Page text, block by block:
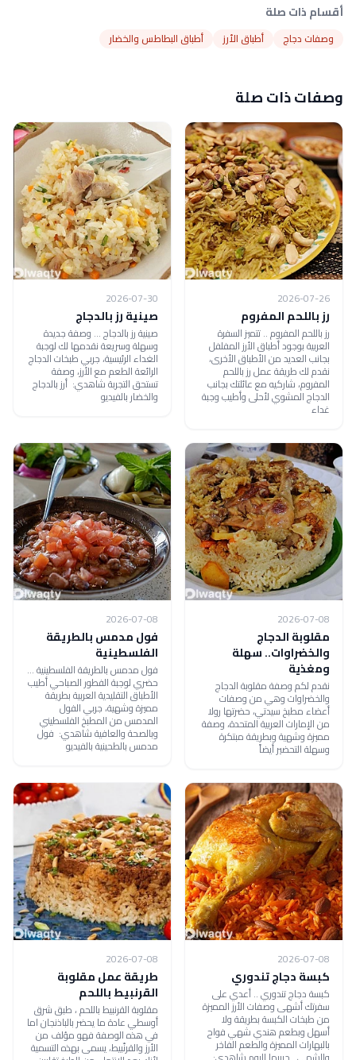
أقسام ذات صلة
وصفات دجاج أطباق الأرز أطباق البطاطس والخضار
وصفات ذات صلة
2026-07-26
رز باللحم المفروم
رز باللحم المفروم .. تتميز السفرة
العربية بوجود أطباق الأرز المفلفل
بجانب العديد من الأطباق الأخرى،
نقدم لك طريقة عمل رز باللحم
المفروم، شاركيه مع عائلتك بجانب
الدجاج المشوي لأحلى وأطيب وجبة
غداء
2026-07-30
صينية رز بالدجاج
صينية رز بالدجاج ... وصفة جديدة
وسهلة وسريعة نقدمها لك لوجبة
الغداء الرئيسية، جربي طبخات الدجاج
الرائعة الطعم مع الأرز، وصفة
تستحق التجربة شاهدي: أرز بالدجاج
والخضار بالفيديو
2026-07-08
مقلوبة الدجاج
والخضراوات.. سهلة
ومغذية
نقدم لكم وصفة مقلوبة الدجاج
والخضراوات وهي من وصفات
أعضاء مطبخ سيدتي، حضرتها رولا
من الإمارات العربية المتحدة، وصفة
مميزة وشهية وبطريقة مبتكرة
وسهلة التحضير أيضاً
2026-07-08
فول مدمس بالطريقة
الفلسطينية
فول مدمس بالطريقة الفلسطينية ...
حضري لوجبة الفطور الصباحي أطيب
الأطباق التقليدية العربية بطريقة
مميزة وشهية، جربي الفول
المدمس من المطبخ الفلسطيني
وبالصحة والعافية شاهدي: فول
مدمس بالطحينية بالفيديو
2026-07-08
كبسة دجاج تندوري
كبسة دجاج تندوري .. أعدي على
سفرتك أشهى وصفات الأرز المميزة
من طبخات الكبسة بطريقة ولا
أسهل وبطعم هندي شهي فواح
بالبهارات المميزة والطعم الفاخر
2026-07-08
طريقة عمل مقلوبة
القرنبيط باللحم
مقلوبة القرنبيط باللحم ، طبق شرق
أوسطي عادة ما يحضر بالباذنجان اما
في هذه الوصفة فهو مؤلف من
الأرز والقرنّبيط، يسمى بهذه التسمية